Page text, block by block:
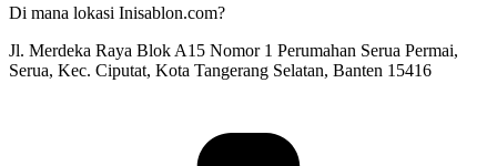
Di mana lokasi Inisablon.com?
Jl. Merdeka Raya Blok A15 Nomor 1 Perumahan Serua Permai,
Serua, Kec. Ciputat, Kota Tangerang Selatan, Banten 15416